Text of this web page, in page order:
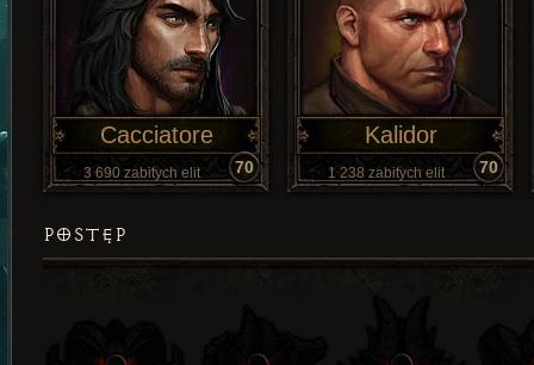
Cacciatore
3 690 zabitych elit 70
Kalidor
1 238 zabitych elit 70
POSTĘP